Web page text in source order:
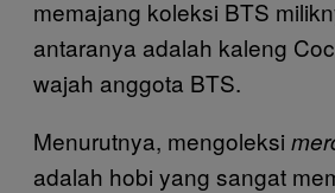
memajang koleksi BTS
antaranya adalah kaleng
wajah anggota BTS.
Menurutnya, mengoleksi
adalah hobi yang sangat